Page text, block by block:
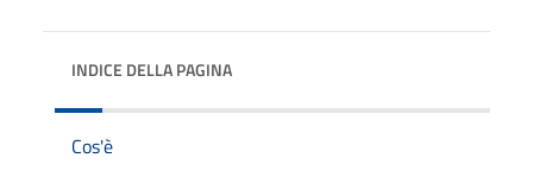
INDICE DELLA PAGINA
Cos'è